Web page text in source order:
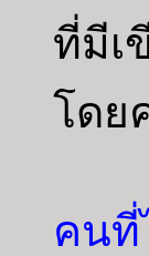
ที่มีเ
โดย
คนที่